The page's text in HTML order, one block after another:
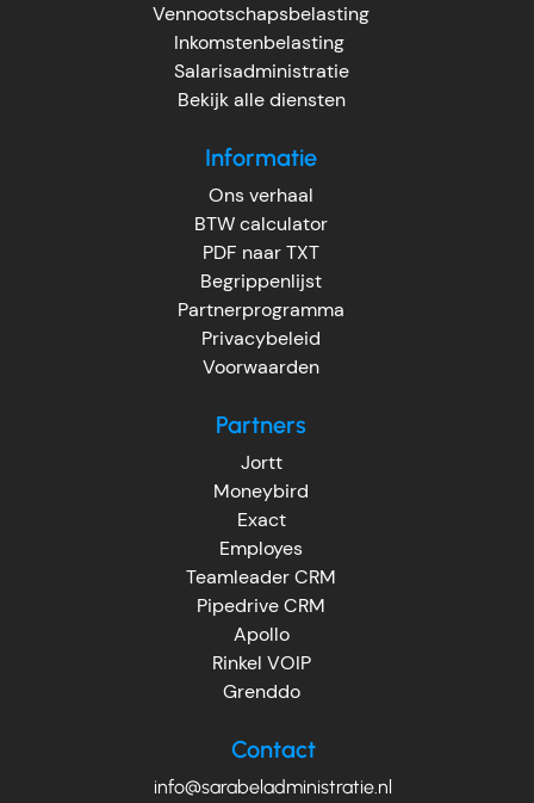
Vennootschapsbelasting
Inkomstenbelasting
Salarisadministratie
Bekijk alle diensten
Informatie
Ons verhaal
BTW calculator
PDF naar TXT
Begrippenlijst
Partnerprogramma
Privacybeleid
Voorwaarden
Partners
Jortt
Moneybird
Exact
Employes
Teamleader CRM
Pipedrive CRM
Apollo
Rinkel VOIP
Grenddo
Contact
info@sarabeladministratie.nl